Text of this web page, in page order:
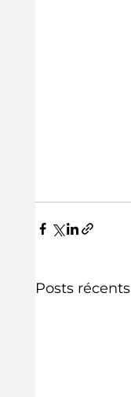
Posts récents